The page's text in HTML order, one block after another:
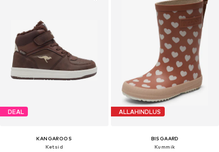
DEAL
KANGAROOS
Ketsid
ALLAHINDLUS
BISGAARD
Kummik